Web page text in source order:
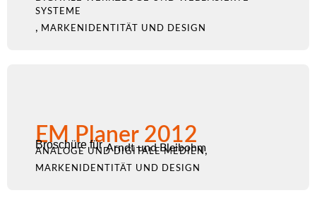
SYSTEME
, MARKENIDENTITÄT UND DESIGN
EM Planer 2012
Broschüre für Arndt und Bleibohm
ANALOGE UND DIGITALE MEDIEN,
MARKENIDENTITÄT UND DESIGN